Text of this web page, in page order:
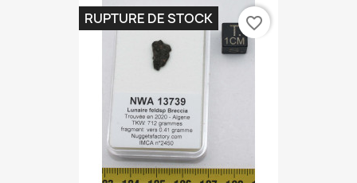
RUPTURE DE STOCK favorite_border